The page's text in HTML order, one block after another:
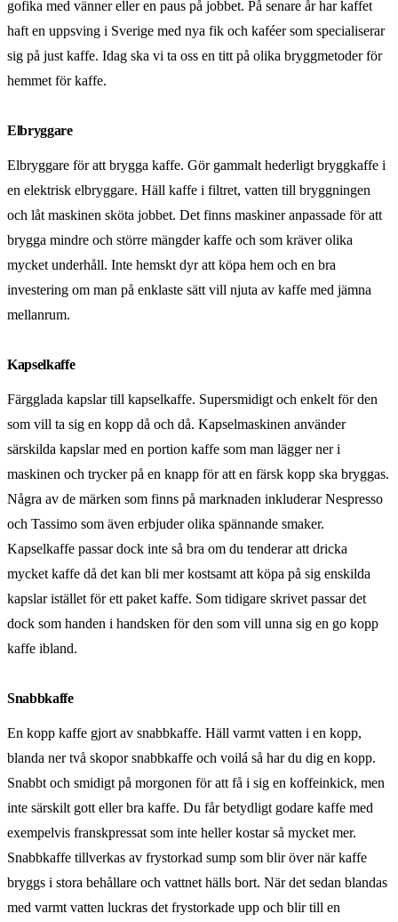
gofika med vänner eller en paus på jobbet. På senare år har kaffet
haft en uppsving i Sverige med nya fik och kaféer som specialiserar
sig på just kaffe. Idag ska vi ta oss en titt på olika bryggmetoder för
hemmet för kaffe.
Elbryggare
Elbryggare för att brygga kaffe. Gör gammalt hederligt bryggkaffe i
en elektrisk elbryggare. Häll kaffe i filtret, vatten till bryggningen
och låt maskinen sköta jobbet. Det finns maskiner anpassade för att
brygga mindre och större mängder kaffe och som kräver olika
mycket underhåll. Inte hemskt dyr att köpa hem och en bra
investering om man på enklaste sätt vill njuta av kaffe med jämna
mellanrum.
Kapselkaffe
Färgglada kapslar till kapselkaffe. Supersmidigt och enkelt för den
som vill ta sig en kopp då och då. Kapselmaskinen använder
särskilda kapslar med en portion kaffe som man lägger ner i
maskinen och trycker på en knapp för att en färsk kopp ska bryggas.
Några av de märken som finns på marknaden inkluderar Nespresso
och Tassimo som även erbjuder olika spännande smaker.
Kapselkaffe passar dock inte så bra om du tenderar att dricka
mycket kaffe då det kan bli mer kostsamt att köpa på sig enskilda
kapslar istället för ett paket kaffe. Som tidigare skrivet passar det
dock som handen i handsken för den som vill unna sig en go kopp
kaffe ibland.
Snabbkaffe
En kopp kaffe gjort av snabbkaffe. Häll varmt vatten i en kopp,
blanda ner två skopor snabbkaffe och voilá så har du dig en kopp.
Snabbt och smidigt på morgonen för att få i sig en koffeinkick, men
inte särskilt gott eller bra kaffe. Du får betydligt godare kaffe med
exempelvis franskpressat som inte heller kostar så mycket mer.
Snabbkaffe tillverkas av frystorkad sump som blir över när kaffe
bryggs i stora behållare och vattnet hälls bort. När det sedan blandas
med varmt vatten luckras det frystorkade upp och blir till en